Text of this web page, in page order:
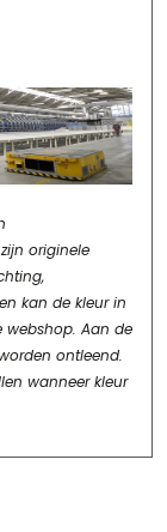
originele
kan de kleur in
webshop. Aan de
ontleend.
wanneer kleur